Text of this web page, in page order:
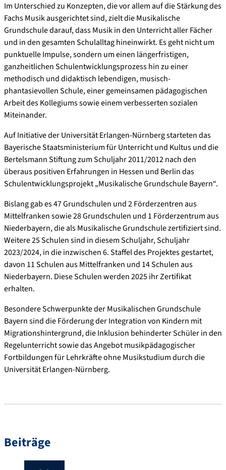
Im Unterschied zu Konzepten, die vor allem auf die Stärkung des
Fachs Musik ausgerichtet sind, zielt die Musikalische
Grundschule darauf, dass Musik in den Unterricht aller Fächer
und in den gesamten Schulalltag hineinwirkt. Es geht nicht um
punktuelle Impulse, sondern um einen längerfristigen,
ganzheitlichen Schulentwick­lungs­­prozess hin zu einer
methodisch und didaktisch lebendigen, musisch-
phantasievollen Schule, einer gemeinsamen pädagogischen
Arbeit des Kollegiums sowie einem verbesserten sozialen
Miteinander.
Auf Initiative der Universität Erlangen-Nürnberg starteten das
Bayerische Staats­ministerium für Unterricht und Kultus und die
Bertelsmann Stiftung zum Schuljahr 2011/2012 nach den
überaus positiven Erfahrungen in Hessen und Berlin das
Schulentwicklungsprojekt „Musikalische Grundschule Bayern“.
Bislang gab es 47 Grundschulen und 2 Förderzentren aus
Mittelfranken sowie 28 Grundschulen und 1 Förderzentrum aus
Niederbayern, die als Musikalische Grundschule zertifiziert sind.
Weitere 25 Schulen sind in diesem Schuljahr, Schuljahr
2023/2024, in die inzwischen 6. Staffel des Projektes gestartet,
davon 11 Schulen aus Mittelfranken und 14 Schulen aus
Niederbayern. Diese Schulen werden 2025 ihr Zertifikat
erhalten.
Besondere Schwerpunkte der Musikalischen Grundschule
Bayern sind die Förderung der Integration von Kindern mit
Migrationshintergrund, die Inklusion behinderter Schüler in den
Regelunterricht sowie das Angebot musikpädagogischer
Fortbildungen für Lehrkräfte ohne Musikstudium durch die
Universität Erlangen-Nürnberg.
Beiträge